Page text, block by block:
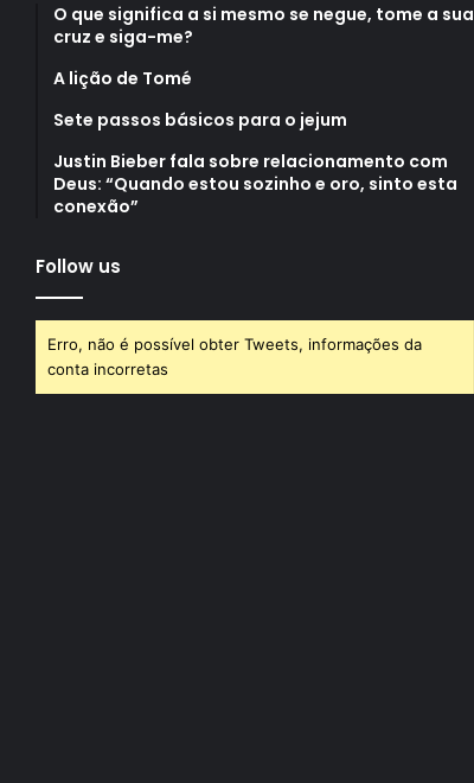
O que significa a si mesmo se negue, tome a sua
cruz e siga-me?
A lição de Tomé
Sete passos básicos para o jejum
Justin Bieber fala sobre relacionamento com
Deus: “Quando estou sozinho e oro, sinto esta
conexão”
Follow us
Erro, não é possível obter Tweets, informações da
conta incorretas